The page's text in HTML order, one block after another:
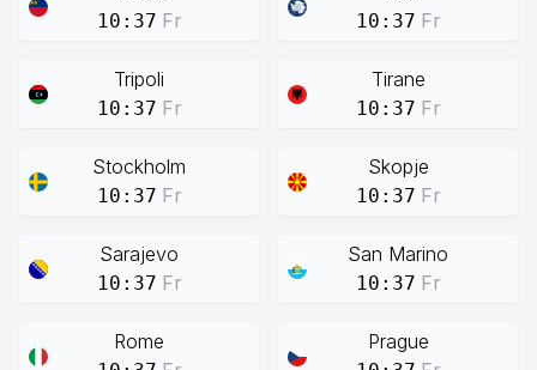
10:37 Fr 10:37 Fr
Tripoli
10:37 Fr
Tirane
10:37 Fr
Stockholm
10:37 Fr
Skopje
10:37 Fr
Sarajevo
10:37 Fr
San Marino
10:37 Fr
Rome Prague